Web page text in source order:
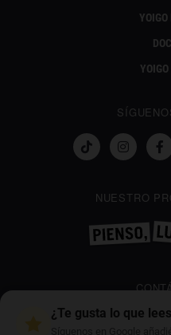
NUESTRO
¿Te gusta lo que